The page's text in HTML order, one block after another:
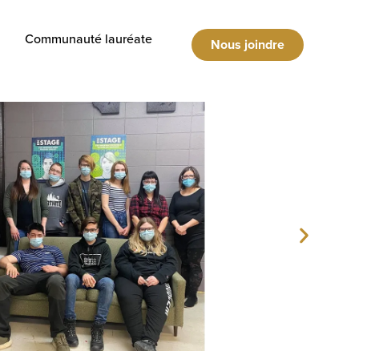
Communauté lauréate
Nous joindre